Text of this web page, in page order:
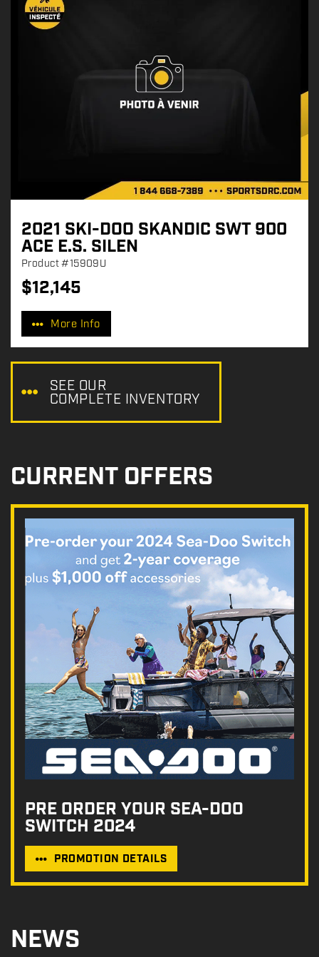
2021 SKI-DOO SKANDIC SWT 900
ACE E.S. SILEN
Product#15909U
P
r
c
$12,145
More Info
SEE OUR
COMPLETE INVENTORY
CURRENT OFFERS
PRE ORDER YOUR SEA-DOO
SWITCH 2024
PROMOTION DETAILS
NEWS